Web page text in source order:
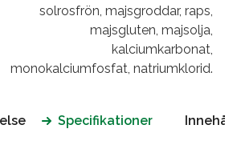
solrosfrön, majsgroddar, raps,
majsgluten, majsolja,
kalciumkarbonat,
monokalciumfosfat, natriumklorid.
Specifikationer Innehåll